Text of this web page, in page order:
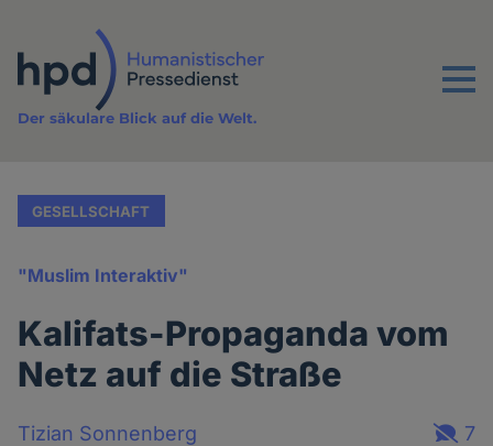
Inhalt
Menu
Der säkulare Blick auf die Welt.
GESELLSCHAFT
"Muslim Interaktiv"
Kalifats-Propaganda vom
Netz auf die Straße
Tizian Sonnenberg
7